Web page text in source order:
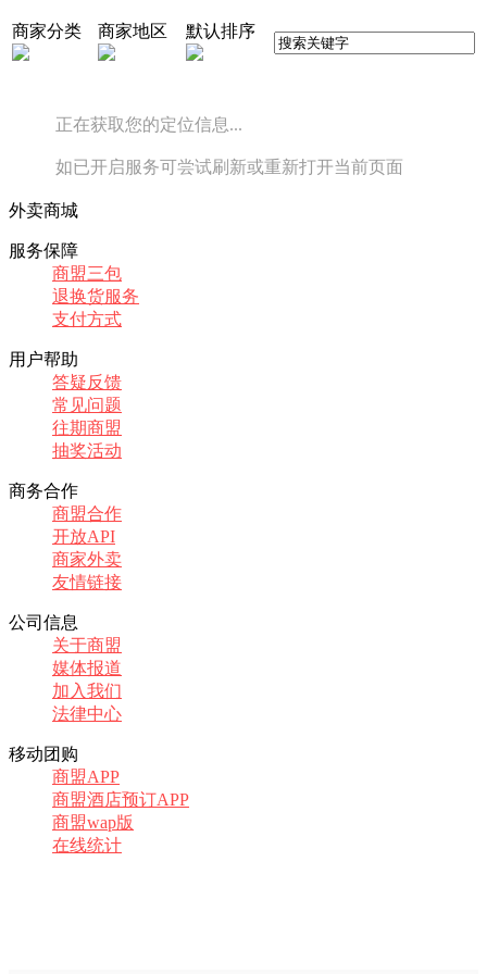
商家分类 商家地区 默认排序
正在获取您的定位信息...
如已开启服务可尝试刷新或重新打开当前页面
外卖商城
服务保障
商盟三包
退换货服务
支付方式
用户帮助
答疑反馈
常见问题
往期商盟
抽奖活动
商务合作
商盟合作
开放API
商家外卖
友情链接
公司信息
关于商盟
媒体报道
加入我们
法律中心
移动团购
商盟APP
商盟酒店预订APP
商盟wap版
在线统计